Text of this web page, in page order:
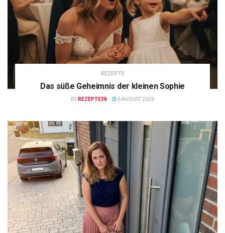
REZEPTE
Das süße Geheimnis der kleinen Sophie
BY REZEPTE38 6 AUGUST 2026